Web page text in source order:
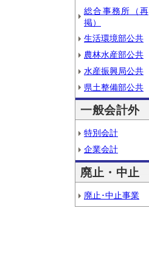
総合事務所（再
掲）
生活環境部公共
農林水産部公共
水産振興局公共
県土整備部公共
一般会計外
特別会計
企業会計
廃止・中止
廃止･中止事業